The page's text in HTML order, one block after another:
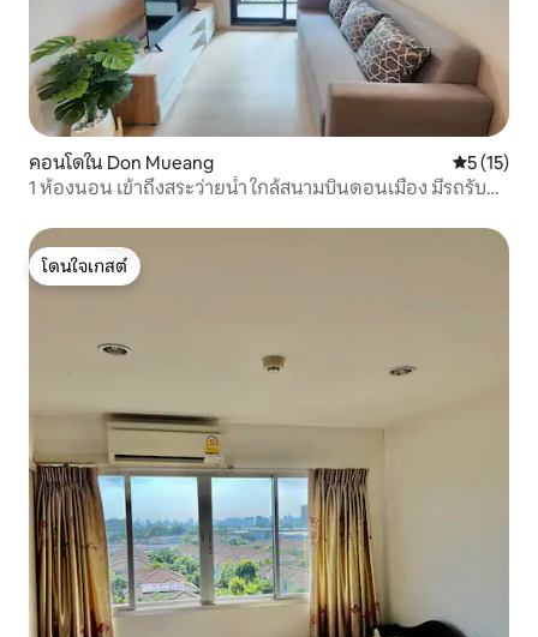
คอนโดใน Don Mueang คะแนนเฉลี่
5 (15)
1 ห้องนอน เข้าถึงสระว่ายน้ำ ใกล้สนามบินดอนเมือง มีรถรับส่ง
โดนใจเกสต์
โดนใจเกสต์